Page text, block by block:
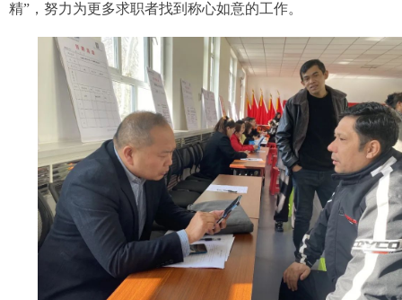
精”，努力为更多求职者找到称心如意的工作。